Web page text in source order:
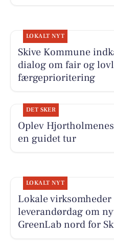
LOKALT NYT
Skive Kommune
dialog om fair og
færgeprioritering
DET SKER
Oplev
en guidet tur
LOKALT NYT
Lokale
leverandørdag om
GreenLab nord for